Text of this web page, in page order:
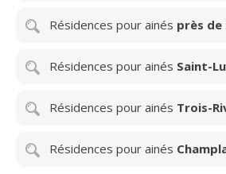
Résidences pour ainés près de
Résidences pour ainés Saint-
Résidences pour ainés Trois-
Résidences pour ainés